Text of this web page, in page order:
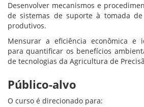
Desenvolver mecanismos e
de sistemas de suporte à tomada
produtivos.
Mensurar a eficiência econômica e
para quantificar os benefícios
de tecnologias da Agricultura de
Público-alvo
O curso é direcionado para: